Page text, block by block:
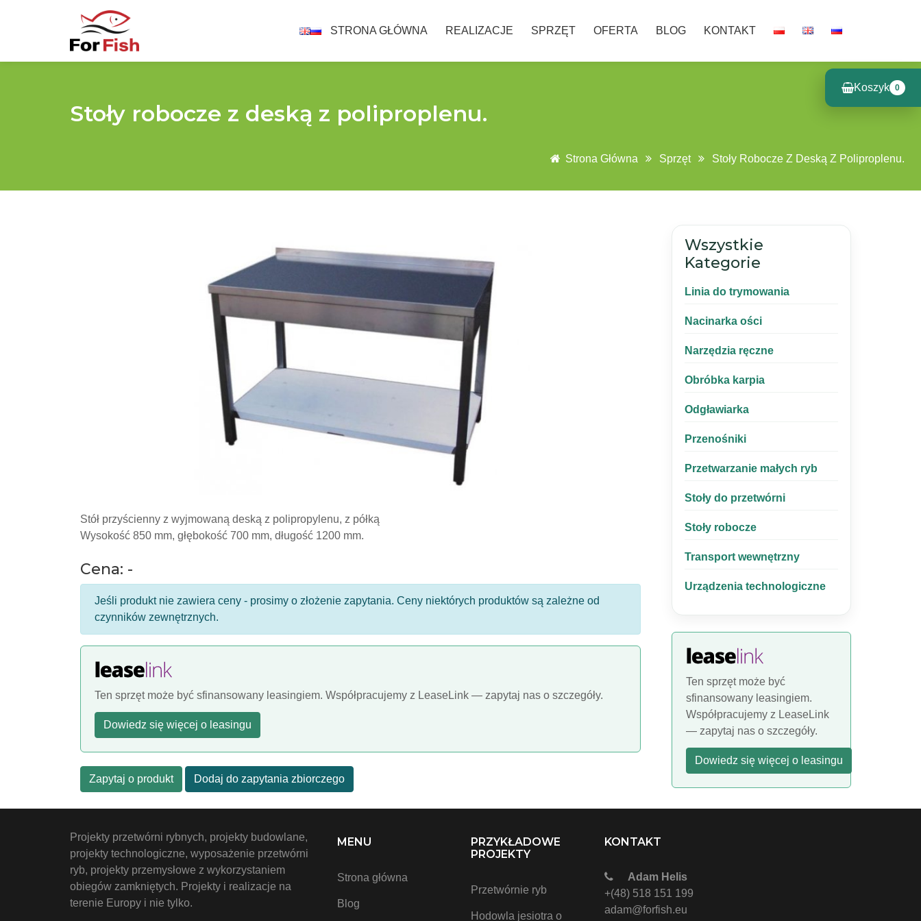
STRONA GŁÓWNA REALIZACJE SPRZĘT OFERTA BLOG KONTAKT
Stoły robocze z deską z poliproplenu.
Strona Główna Sprzęt Stoły Robocze Z Deską Z Poliproplenu.
Stół przyścienny z wyjmowaną deską z polipropylenu, z półką
Wysokość 850 mm, głębokość 700 mm, długość 1200 mm.
Cena: -
Jeśli produkt nie zawiera ceny - prosimy o złożenie zapytania. Ceny niektórych produktów są zależne od
czynników zewnętrznych.
Ten sprzęt może być sfinansowany leasingiem. Współpracujemy z LeaseLink — zapytaj nas o szczegóły.
Dowiedz się więcej o leasingu
Zapytaj o produkt Dodaj do zapytania zbiorczego
Wszystkie
Kategorie
Linia do trymowania
Nacinarka ości
Narzędzia ręczne
Obróbka karpia
Odgławiarka
Przenośniki
Przetwarzanie małych ryb
Stoły do przetwórni
Stoły robocze
Transport wewnętrzny
Urządzenia technologiczne
Ten sprzęt może być
sfinansowany leasingiem.
Współpracujemy z LeaseLink
— zapytaj nas o szczegóły.
Dowiedz się więcej o leasingu
Projekty przetwórni rybnych, projekty budowlane,
projekty technologiczne, wyposażenie przetwórni
ryb, projekty przemysłowe z wykorzystaniem
obiegów zamkniętych. Projekty i realizacje na
terenie Europy i nie tylko.
MENU
Strona główna
Blog
PRZYKŁADOWE
PROJEKTY
Przetwórnie ryb
Hodowla jesiotra o
KONTAKT
Adam Helis
+(48) 518 151 199
adam@forfish.eu
Koszyk 0